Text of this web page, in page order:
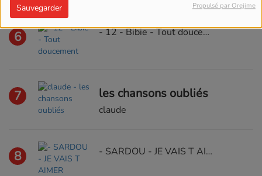
Sauvegarder Propulsé par Orejime
6 - 12 - Bibie - Tout doucement
7 les chansons oubliés
claude
8 - SARDOU - JE VAIS T AIMER